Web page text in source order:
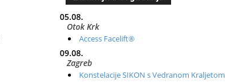
05.08.
Otok Krk
Access Facelift®
09.08.
Zagreb
Konstelacije SIKON s Vedranom Kraljetom